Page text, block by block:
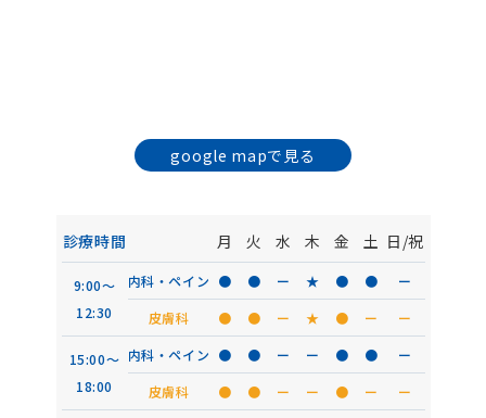
google mapで見る
診療時間 月 火 水 木 金 土 日/祝
9:00〜
12:30
内科・ペイン ● ● ー ★ ● ●
ー
皮膚科
● ● ー ★ ● ー ー
15:00〜
18:00
内科・ペイン ● ● ー ー ● ●
ー
皮膚科
● ● ー ー ● ー ー